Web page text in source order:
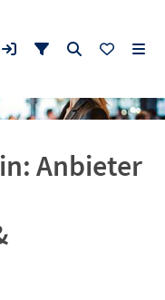
Anbieter